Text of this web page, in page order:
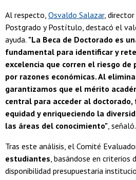
Al respecto, Osvaldo Salazar,
Postgrado y Postítulo, destacó el
ayuda. "La Beca de Doctorado es
fundamental para identificar y
excelencia que corren el riesgo
por razones económicas. Al
garantizamos que el mérito
central para acceder al
equidad y enriqueciendo la
las áreas del conocimiento" , señaló.
Tras este análisis, el Comité
estudiantes , basándose en criterios
disponibilidad presupuestaria